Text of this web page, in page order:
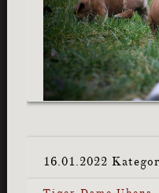
16.01.2022